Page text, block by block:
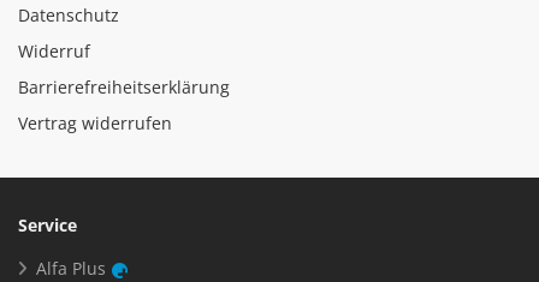
Datenschutz
Widerruf
Barrierefreiheitserklärung
Vertrag widerrufen
Service
Alfa Plus